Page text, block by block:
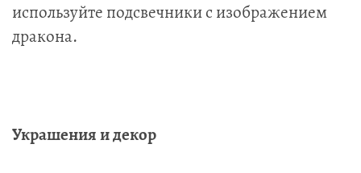
используйте подсвечники с изображением
дракона.
Украшения и декор